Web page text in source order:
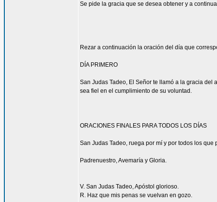
Se pide la gracia que se desea obtener y a
Rezar a continuación la oración del día que
DÍA PRIMERO
San Judas Tadeo, El Señor te llamó a la gracia
sea fiel en el cumplimiento de su voluntad.
ORACIONES FINALES PARA TODOS LOS DÍAS
San Judas Tadeo, ruega por mí y por todos los que
Padrenuestro, Avemaría y Gloria.
V. San Judas Tadeo, Apóstol glorioso.
R. Haz que mis penas se vuelvan en gozo.